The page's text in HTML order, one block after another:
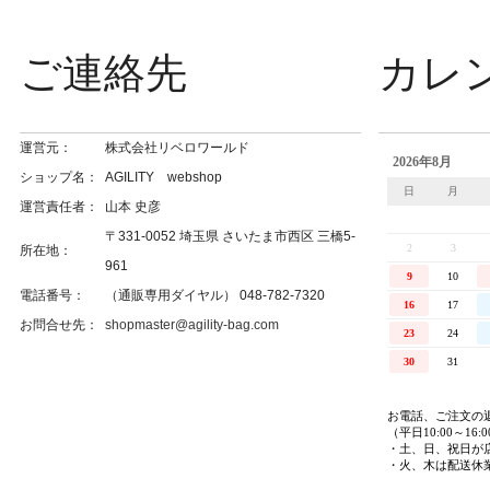
ご連絡先
運営元：
株式会社リベロワールド
ショップ名：
AGILITY webshop
運営責任者：
山本 史彦
所在地：
〒331-0052 埼玉県 さいたま市西区 三橋5-
961
電話番号：
（通販専用ダイヤル） 048-782-7320
お問合せ先：
shopmaster@agility-bag.com
カレ